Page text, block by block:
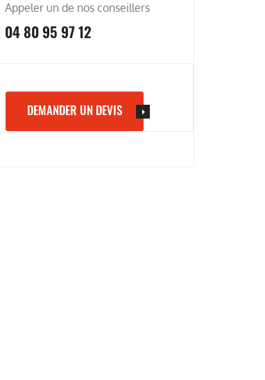
Appeler un de nos conseillers
04 80 95 97 12
DEMANDER UN DEVIS